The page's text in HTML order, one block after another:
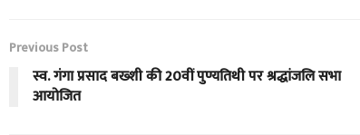
Previous Post
स्व. गंगा प्रसाद बख्शी की 20वीं पुण्यतिथी पर श्रद्धांजलि सभा
आयोजित